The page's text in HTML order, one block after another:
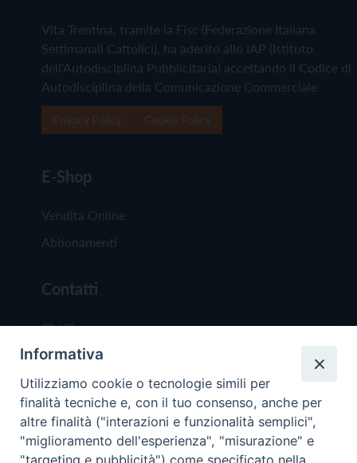
Vita Trentina, tramite la Fisc (Federazione Italiana
Settimanali Cattolici), ha aderito allo IAP (Istituto
dell'Autodisciplina Pubblicitaria) accettando il Codice di
Autodisciplina della Comunicazione Commerciale
E-Shop
Vendita Online
Abbonamenti
Contatti
Chi Siamo
Redazione
Scrivici
Informativa
Utilizziamo cookie o tecnologie simili per
finalità tecniche e, con il tuo consenso, anche per
altre finalità ("interazioni e funzionalità semplici",
"miglioramento dell'esperienza", "misurazione" e